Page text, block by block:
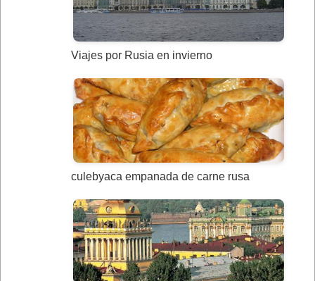
Viajes por Rusia en invierno
culebyaca empanada de carne rusa